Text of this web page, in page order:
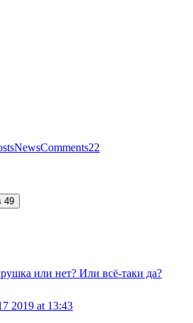
NewsComments22
49
или нет? Или всё-таки да?
2019 at 13:43